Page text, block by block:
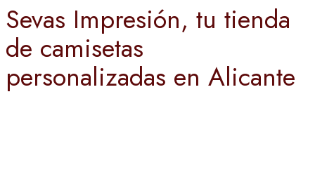
Sevas Impresión, tu tienda
de camisetas
personalizadas en Alicante